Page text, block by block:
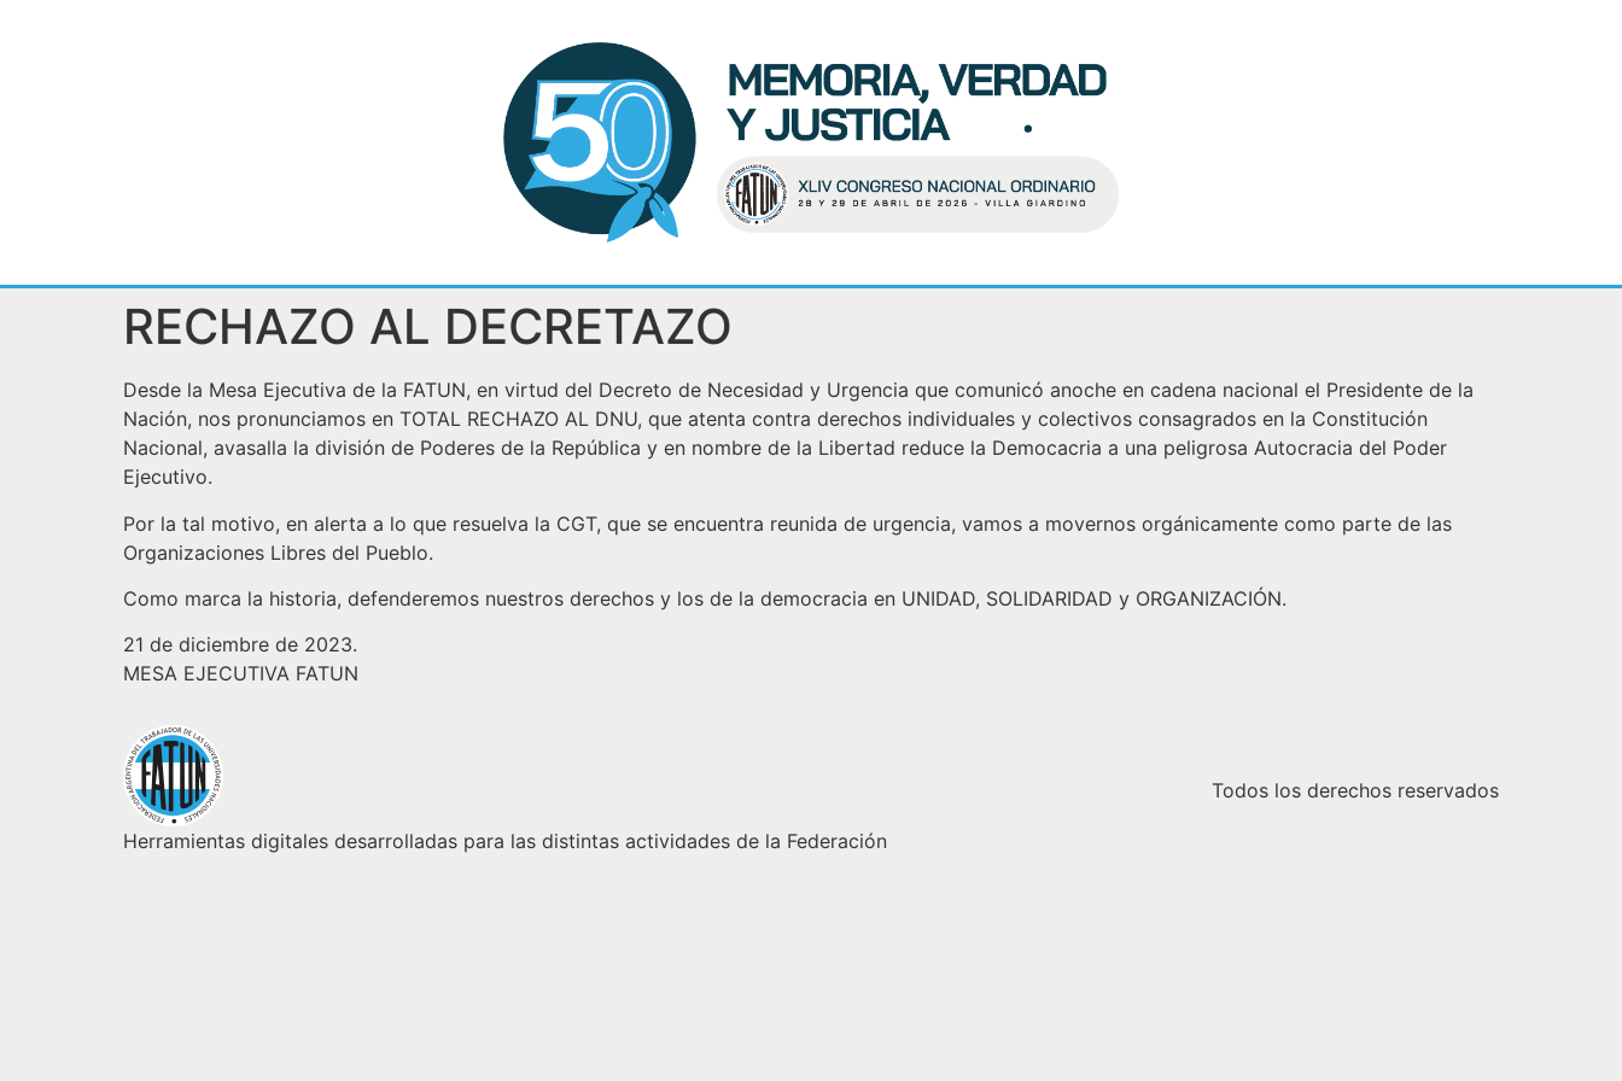
RECHAZO AL DECRETAZO
Desde la Mesa Ejecutiva de la FATUN, en virtud del Decreto de Necesidad y Urgencia que comunicó anoche en cadena nacional el Presidente de la
Nación, nos pronunciamos en TOTAL RECHAZO AL DNU, que atenta contra derechos individuales y colectivos consagrados en la Constitución
Nacional, avasalla la división de Poderes de la República y en nombre de la Libertad reduce la Democacria a una peligrosa Autocracia del Poder
Ejecutivo.
Por la tal motivo, en alerta a lo que resuelva la CGT, que se encuentra reunida de urgencia, vamos a movernos orgánicamente como parte de las
Organizaciones Libres del Pueblo.
Como marca la historia, defenderemos nuestros derechos y los de la democracia en UNIDAD, SOLIDARIDAD y ORGANIZACIÓN.
21 de diciembre de 2023.
MESA EJECUTIVA FATUN
Herramientas digitales desarrolladas para las distintas actividades de la Federación
Todos los derechos reservados